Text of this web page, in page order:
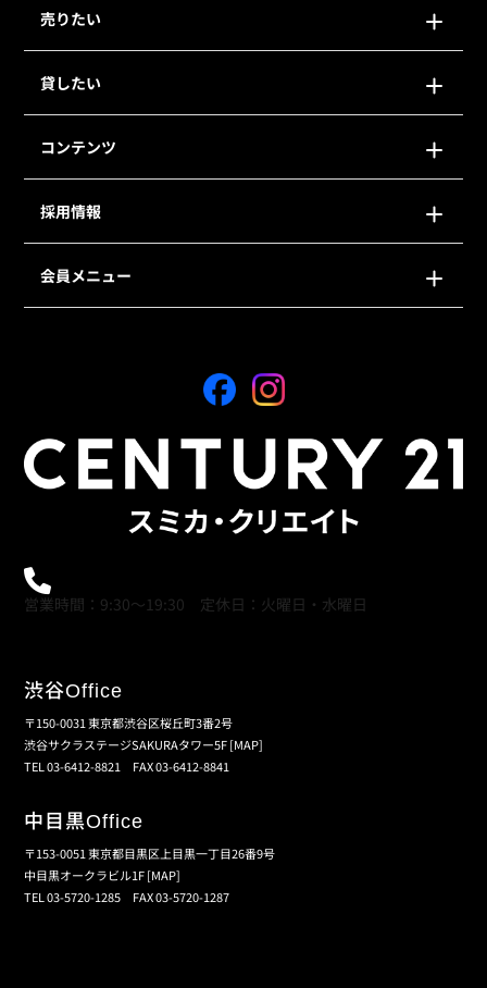
売りたい
貸したい
コンテンツ
採用情報
会員メニュー
営業時間：9:30～19:30 定休日：火曜日・水曜日
渋谷Office
〒150-0031 東京都渋谷区桜丘町3番2号
渋谷サクラステージSAKURAタワー5F[MAP]
TEL 03-6412-8821 FAX 03-6412-8841
中目黒Office
〒153-0051 東京都目黒区上目黒一丁目26番9号
中目黒オークラビル1F[MAP]
TEL 03-5720-1285 FAX 03-5720-1287